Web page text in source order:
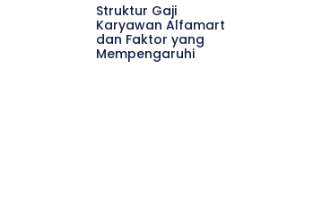
Struktur Gaji
Karyawan Alfamart
dan Faktor yang
Mempengaruhi